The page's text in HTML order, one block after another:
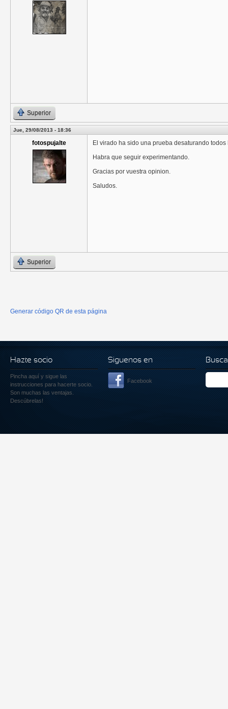
Superior
Jue, 29/08/2013 - 18:36
fotospujalte
El virado ha sido una prueba desaturando
Habra que seguir experimentando.
Gracias por vuestra opinion.
Saludos.
Superior
Generar código QR de esta página
Hazte socio
Pincha aquí y sigue las
instrucciones para hacerte socio.
Son muchas las ventajas.
Descúbrelas!
Siguenos en
Facebook